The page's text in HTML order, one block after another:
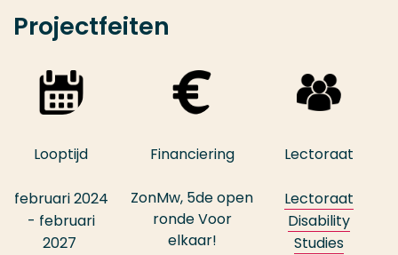
Projectfeiten
Looptijd
februari 2024
- februari
2027
Financiering
ZonMw, 5de open
ronde Voor
elkaar!
Lectoraat
Lectoraat
Disability
Studies